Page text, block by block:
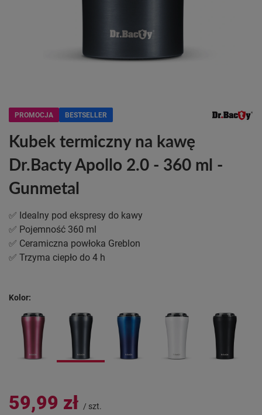
PROMOCJA BESTSELLER
Kubek termiczny na kawę
Dr.Bacty Apollo 2.0 - 360 ml -
Gunmetal
✅ Idealny pod ekspresy do kawy
✅ Pojemność 360 ml
✅ Ceramiczna powłoka Greblon
✅ Trzyma ciepło do 4 h
Kolor
59,99 zł / szt.